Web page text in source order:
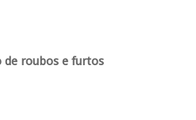
de roubos e furtos